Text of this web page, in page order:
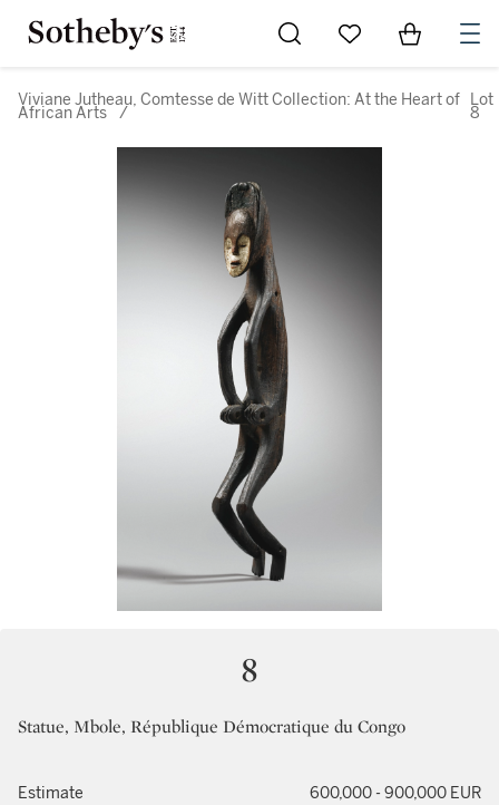
Go to My Favorites
Items in
Viviane Jutheau, Comtesse de Witt Collection: At the Heart of
African Arts /
Lot
8
8
Statue, Mbole, République Démocratique du Congo
Estimate 600,000 - 900,000 EUR